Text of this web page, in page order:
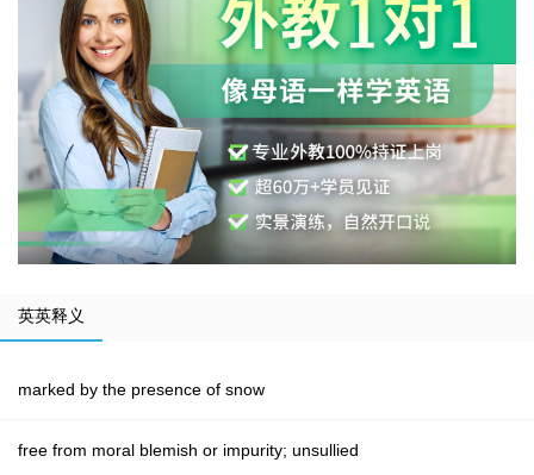
英英释义
marked by the presence of snow
free from moral blemish or impurity; unsullied